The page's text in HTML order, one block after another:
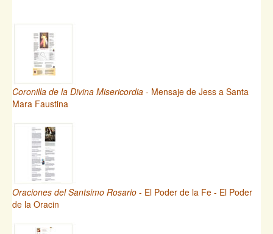
Coronilla de la Divina Misericordia - Mensaje de Jess a Santa
Mara Faustina
Oraciones del Santsimo Rosario - El Poder de la Fe - El Poder
de la Oracin